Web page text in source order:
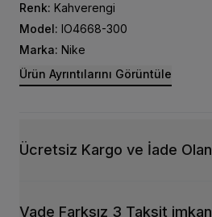
Renk: Kahverengi
Model: IO4668-300
Marka: Nike
Ürün Ayrıntılarını Görüntüle
Ücretsiz Kargo ve İade
Vade Farksız 3 Taksit